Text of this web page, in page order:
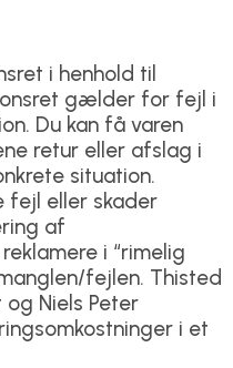
i henhold til
gælder for fejl i
Du kan få varen
retur eller afslag i
situation.
fejl eller skader
af
i “rimelig
fejlen. Thisted
Niels Peter
i et